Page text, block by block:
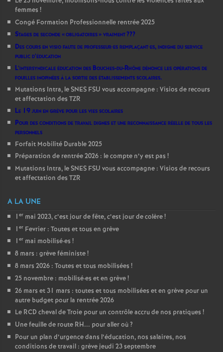
femmes !
Congé Formation Professionnelle rentrée 2025
Stages de seconde «obligatoires» vraiment???
Des cours en visio faute de professeur·es remplaçant·es, indigne du service
public d’éducation
L’intersyndicale éducation des Bouches-du-Rhône dénonce les opérations de
fouilles inopinées à la sortie des établissements scolaires.
Mutations Intra, le SNES FSU vous accompagne : Visios de recours
et affectation des TZR
Le 19 juin en grève pour les vies scolaires
Pour des conditions de travail dignes et une reconnaissance réelle de tous les
personnels
Forfait Mobilité Durable 2025
Préparation de rentrée 2026 : le compte n’y est pas !
Mutations Intra, le SNES FSU vous accompagne : Visios de recours
et affectation des TZR
A LA UNE
1 er mai 2023, c’est jour de fête, c’est jour de colère!
1 er Fevrier : Toutes et tous en grève
1 er mai mobilisé·es !
8 mars : grève féministe!
8 mars 2026 : Toutes et tous mobilisées !
25 novembre : mobilisé·es et en grève!
26 mars et 31 mars : toutes et tous mobilisées et en grève pour un
autre budget pour la rentrée 2026
Le RCD cheval de Troie pour un contrôle accru de nos pratiques !
Une feuille de route RH... pour aller où?
Pour un plan d’urgence dans l’éducation, nos salaires, nos
conditions de travail : grève jeudi 23 septembre